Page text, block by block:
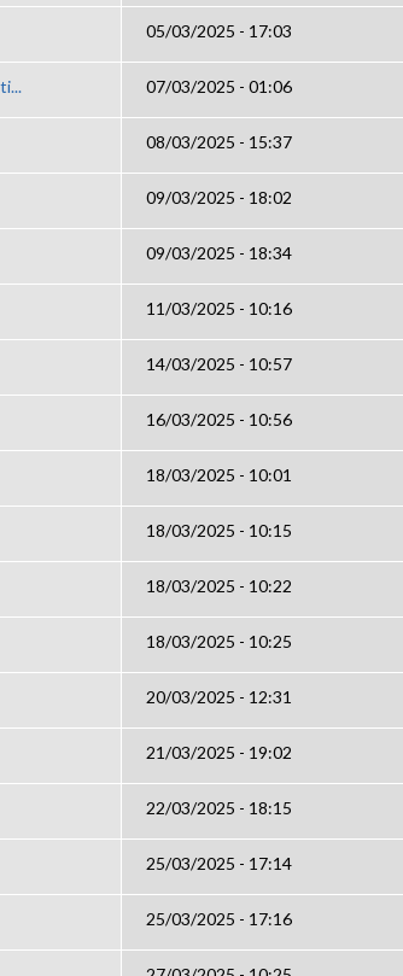
05/03/2025 - 17:03
07/03/2025 - 01:06
08/03/2025 - 15:37
09/03/2025 - 18:02
09/03/2025 - 18:34
11/03/2025 - 10:16
14/03/2025 - 10:57
16/03/2025 - 10:56
18/03/2025 - 10:01
18/03/2025 - 10:15
18/03/2025 - 10:22
18/03/2025 - 10:25
20/03/2025 - 12:31
21/03/2025 - 19:02
22/03/2025 - 18:15
25/03/2025 - 17:14
25/03/2025 - 17:16